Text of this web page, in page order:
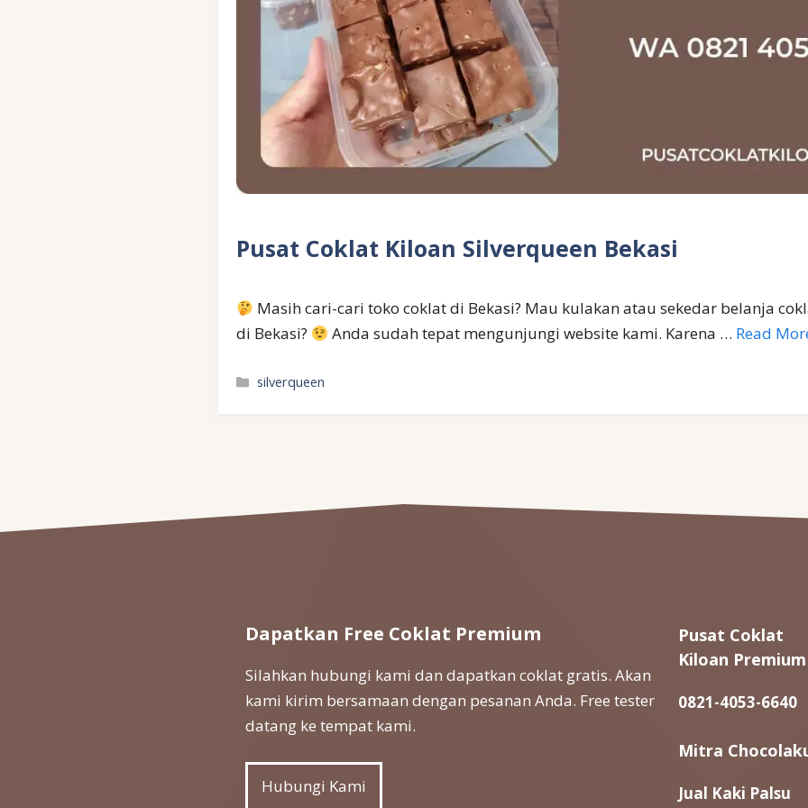
Pusat Coklat Kiloan Silverqueen Bekasi
Masih cari-cari toko coklat di Bekasi? Mau kulakan atau sekedar belanja
di Bekasi?
Anda sudah tepat mengunjungi website kami. Karena … Read
Kategori
silverqueen
Dapatkan Free Coklat Premium
Silahkan hubungi kami dan dapatkan coklat gratis. Akan
kami kirim bersamaan dengan pesanan Anda. Free tester
datang ke tempat kami.
Hubungi Kami
Pusat Coklat
Kiloan Premium
0821-4053-6640
Mitra
Jual Kaki Palsu